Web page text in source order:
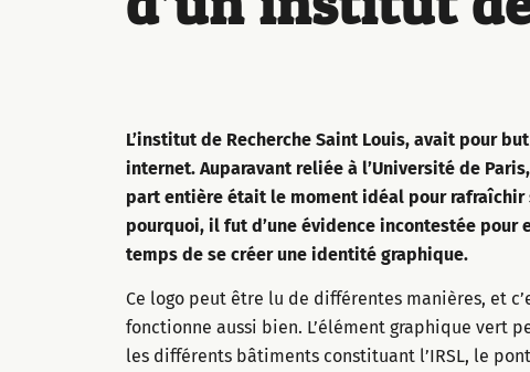
L’institut de Recherche Saint Louis, avait pour
internet. Auparavant reliée à l’Université de
part entière était le moment idéal pour rafraîchir
pourquoi, il fut d’une évidence incontestée pour
temps de se créer une identité graphique.
Ce logo peut être lu de différentes manières, et
fonctionne aussi bien. L’élément graphique vert
les différents bâtiments constituant l’IRSL, le